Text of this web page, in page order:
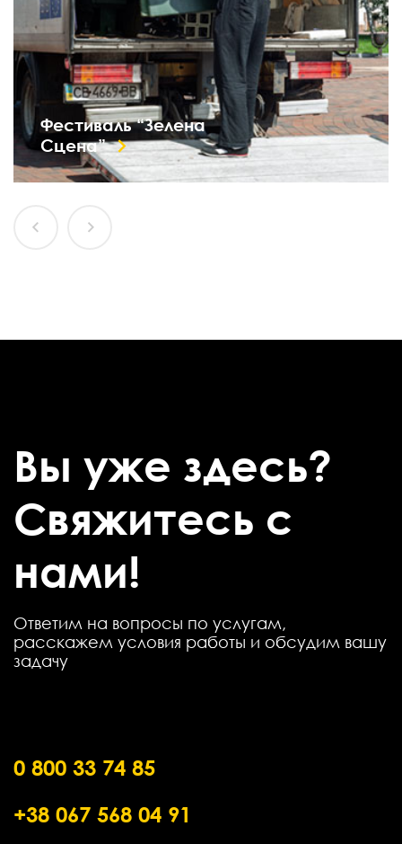
Фестиваль “Зелена
Сцена”
Вы уже здесь?
Свяжитесь с
нами!
Ответим на вопросы по услугам,
расскажем условия работы и обсудим вашу
задачу
0 800 33 74 85
+38 067 568 04 91